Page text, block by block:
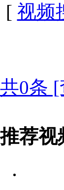
[ 视频
共0条 [
推荐视